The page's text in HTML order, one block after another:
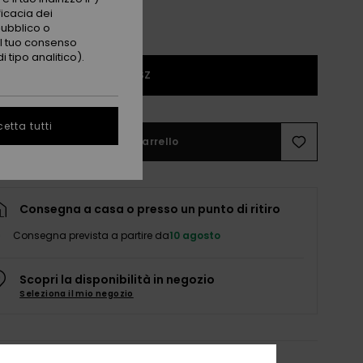
1SZ
Aggiungi al carrello
Consegna a casa o presso un punto di ritiro
Consegna prevista a partire da10 agosto
Scopri la disponibilità in negozio
Seleziona il mio negozio
dei
o
tuo consenso
tipo analitico).
tutti